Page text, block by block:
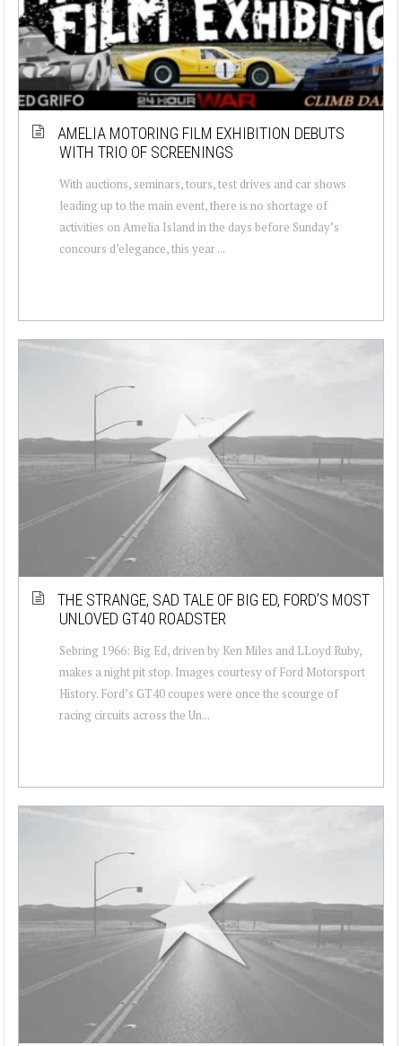
AMELIA MOTORING FILM EXHIBITION DEBUTS
WITH TRIO OF SCREENINGS
With auctions, seminars, tours, test drives and car shows
leading up to the main event, there is no shortage of
activities on Amelia Island in the days before Sunday’s
concours d’elegance, this year ...
THE STRANGE, SAD TALE OF BIG ED, FORD’S MOST
UNLOVED GT40 ROADSTER
Sebring 1966: Big Ed, driven by Ken Miles and LLoyd Ruby,
makes a night pit stop. Images courtesy of Ford Motorsport
History. Ford’s GT40 coupes were once the scourge of
racing circuits across the Un...